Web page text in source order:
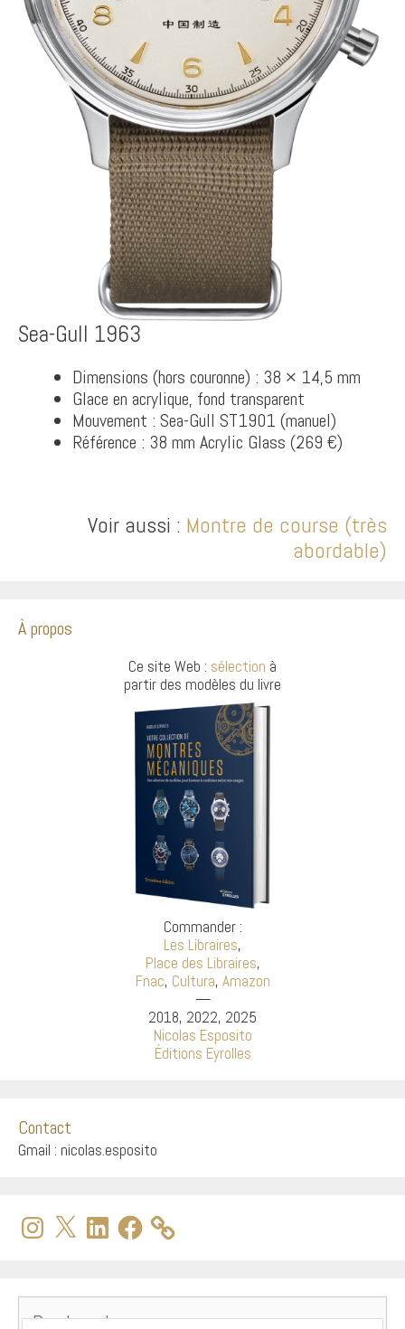
Sea-Gull 1963
Dimensions (hors couronne) : 38 × 14,5 mm
Glace en acrylique, fond transparent
Mouvement : Sea-Gull ST1901 (manuel)
Référence : 38 mm Acrylic Glass (269 €)
Voir aussi : Montre de course (très
abordable)
À propos
Ce site Web : sélection à
partir des modèles du livre
Commander :
Les Libraires,
Place des Libraires,
Fnac, Cultura, Amazon
—
2018, 2022, 2025
Nicolas Esposito
Éditions Eyrolles
Contact
Gmail : nicolas.esposito
Instagram
X LinkedInFacebook